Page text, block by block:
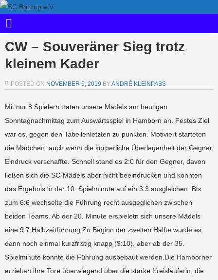
CW – Souveräner Sieg trotz
kleinem Kader
POSTED ON NOVEMBER 5, 2019 BYANDRÉ KLEINPASS
Mit nur 8 Spielern traten unsere Mädels am heutigen
Sonntagnachmittag zum Auswärtsspiel in Hamborn an. Festes Ziel
war es, gegen den Tabellenletzten zu punkten. Motiviert starteten
die Mädchen, auch wenn die körperliche Überlegenheit der Gegner
Eindruck verschaffte. Schnell stand es 2:0 für den Gegner, davon
ließen sich die SC-Mädels aber nicht beeindrucken und konnten
das Ergebnis in der 10. Spielminute auf ein 3:3 ausgleichen. Bis
zum 6:6 wechselte die Führung recht ausgeglichen zwischen
beiden Teams. Ab der 20. Minute erspieletn sich unsere Mädels
eine 9:7 Halbzeitführung.Zu Beginn der zweiten Hälfte wurde es
dann noch einmal kurzfristig knapp (9:10), aber ab der 35.
Spielminute konnte die Führung ausbebaut werden.Die Hamborner
erzielten ihre Tore überwiegend über die starke Kreisläuferin, die